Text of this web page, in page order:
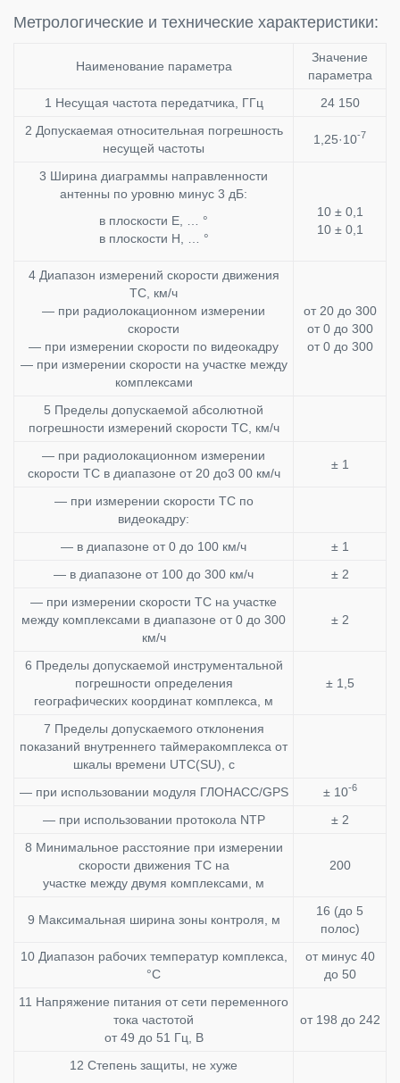
Метрологические и технические характеристики:
Наименование параметра
Значение
параметра
1 Несущая частота передатчика, ГГц
24 150
2 Допускаемая относительная погрешность
несущей частоты
1,25·10-7
3 Ширина диаграммы направленности
антенны по уровню минус 3 дБ:
в плоскости Е, … °
в плоскости Н, … °
10 ± 0,1
10 ± 0,1
4 Диапазон измерений скорости движения
ТС, км/ч
— при радиолокационном измерении
скорости
— при измерении скорости по видеокадру
— при измерении скорости на участке между
комплексами
от 20 до 300
от 0 до 300
от 0 до 300
5 Пределы допускаемой абсолютной
погрешности измерений скорости ТС, км/ч
— при радиолокационном измерении
скорости ТС в диапазоне от 20 до3 00 км/ч
± 1
— при измерении скорости ТС по
видеокадру:
— в диапазоне от 0 до 100 км/ч
± 1
— в диапазоне от 100 до 300 км/ч
± 2
— при измерении скорости ТС на участке
между комплексами в диапазоне от 0 до 300
км/ч
± 2
6 Пределы допускаемой инструментальной
погрешности определения
географических координат комплекса, м
± 1,5
7 Пределы допускаемого отклонения
показаний внутреннего таймеракомплекса от
шкалы времени UTC(SU), с
— при использовании модуля ГЛОНАСС/GPS
± 10-6
— при использовании протокола NTP
± 2
8 Минимальное расстояние при измерении
скорости движения ТС на
участке между двумя комплексами, м
200
9 Максимальная ширина зоны контроля, м
16 (до 5
полос)
10 Диапазон рабочих температур комплекса,
°С
от минус 40
до 50
11 Напряжение питания от сети переменного
тока частотой
от 49 до 51 Гц, В
от 198 до 242
12 Степень защиты, не хуже